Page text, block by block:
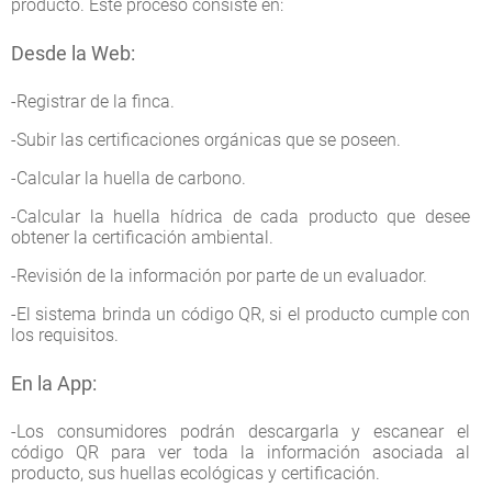
producto. Este proceso consiste en:
Desde la Web:
-Registrar de la finca.
-Subir las certificaciones orgánicas que se poseen.
-Calcular la huella de carbono.
-Calcular la huella hídrica de cada producto que desee
obtener la certificación ambiental.
-Revisión de la información por parte de un evaluador.
-El sistema brinda un código QR, si el producto cumple con
los requisitos.
En la App:
-Los consumidores podrán descargarla y escanear el
código QR para ver toda la información asociada al
producto, sus huellas ecológicas y certificación.